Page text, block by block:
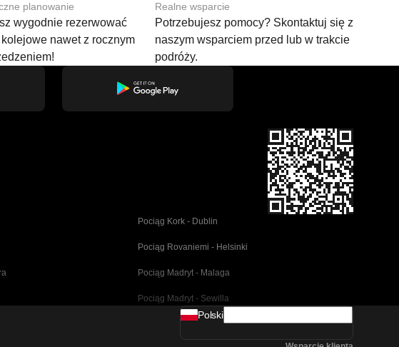
planowanie
wygodnie rezerwować
kolejowe nawet z rocznym
Realne wsparcie
Potrzebujesz pomocy? Skontaktuj się z
naszym wsparciem przed lub w trakcie
podróży.
Pociąg Kork - Dublin
Pociąg Rovaniemi - Helsinki
Pociąg Madryt - Malaga
Pociąg Madryt - Sewilla
Pociąg Barcelona - Malaga
Polski